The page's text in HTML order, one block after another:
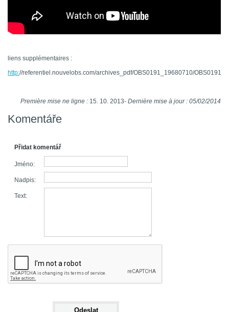
liens supplémentaires :
http://referentiel.nouvelobs.com/archives_pdf/OBS0191_19680710/
Première mise ne ligne : 15. 10. 2013- Dernière mise à jour : 05/02/2014
Komentáře
Přidat komentář
Jméno:
Nadpis:
Text: